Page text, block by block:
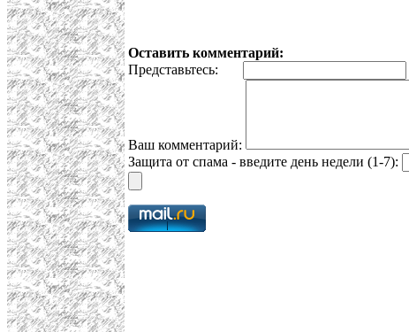
Оставить комментарий:
Представьтесь:
Ваш комментарий:
Защита от спама - введите день недели (1-7):